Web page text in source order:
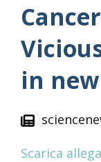
in
Scarica